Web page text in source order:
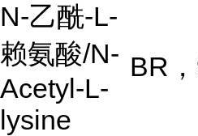
N-乙酰-L-
赖氨酸/N-
Acetyl-L-
lysine
BR ，